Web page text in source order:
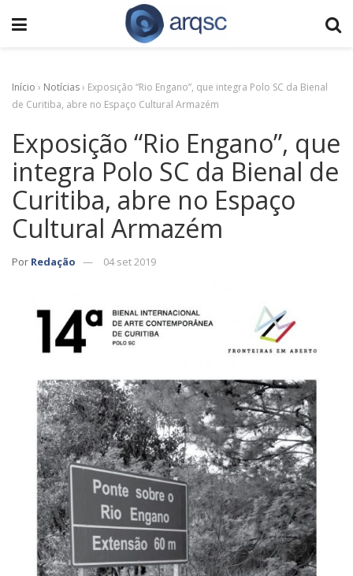
Início › Notícias› Exposição “Rio Engano”, que integra Polo SC da Bienal
de Curitiba, abre no Espaço Cultural Armazém
Exposição “Rio Engano”, que
integra Polo SC da Bienal de
Curitiba, abre no Espaço
Cultural Armazém
Por Redação 04 set 2019